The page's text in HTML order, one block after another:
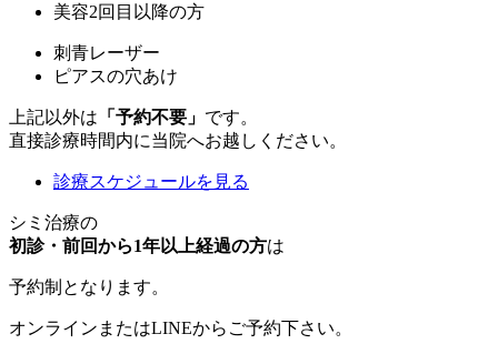
美容2回目以降の方
刺青レーザー
ピアスの穴あけ
上記以外は 「予約不要」 です。
直接診療時間内に当院へお越しください。
診療スケジュールを見る
シミ治療の
初診・前回から1年以上経過の方は
予約制 となります。
オンラインまたはLINEからご予約下さい。